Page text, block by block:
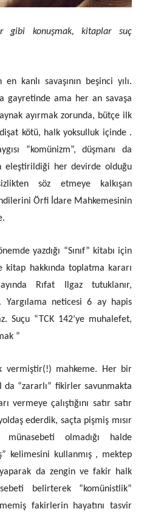
gibi konuşmak, kitaplar suç
kanlı savaşının beşinci yılı.
gayretinde ama her an savaşa
ayırmak zorunda, bütçe ilk
kötü, halk yoksulluk içinde .
“komünizm”, düşmanı da
eleştirildiği her devirde olduğu
söz etmeye kalkışan
Örfi İdare Mahkemesinin
yazdığı “Sınıf” kitabı için
hakkında toplatma kararı
Rıfat Ilgaz tutuklanır,
Yargılama neticesi 6 ay hapis
Suçu “TCK 142’ye muhalefet,
”
vermiştir(!) mahkeme. Her bir
da “zararlı” fikirler savunmakta
vermeye çalıştığını satır satır
ederdik, saçta pişmiş mısır
olmadığı halde
kelimesini kullanmış , mektep
yaparak da zengin ve fakir halk
belirterek “komünistlik”
fakirlerin hayatını tasvir